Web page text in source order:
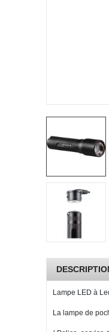
Lampe LED à
La lampe de